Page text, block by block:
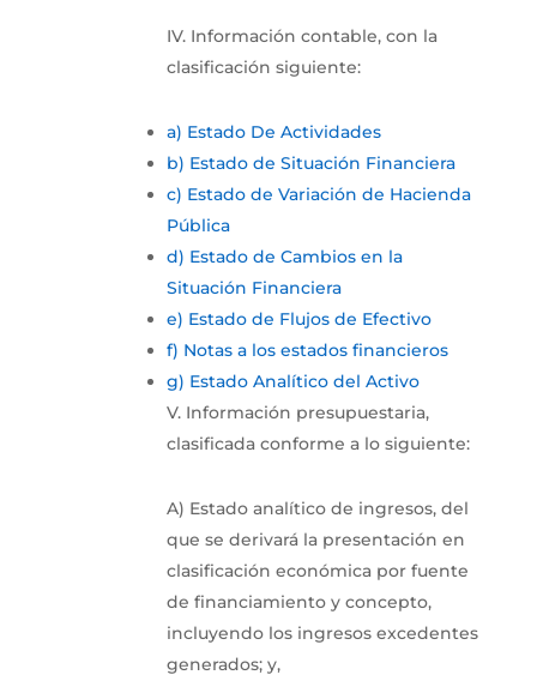
IV. Información contable, con la
clasificación siguiente:
a) Estado De Actividades
b) Estado de Situación Financiera
c) Estado de Variación de Hacienda
Pública
d) Estado de Cambios en la
Situación Financiera
e) Estado de Flujos de Efectivo
f) Notas a los estados financieros
g) Estado Analítico del Activo
V. Información presupuestaria,
clasificada conforme a lo siguiente:
A) Estado analítico de ingresos, del
que se derivará la presentación en
clasificación económica por fuente
de financiamiento y concepto,
incluyendo los ingresos excedentes
generados; y,